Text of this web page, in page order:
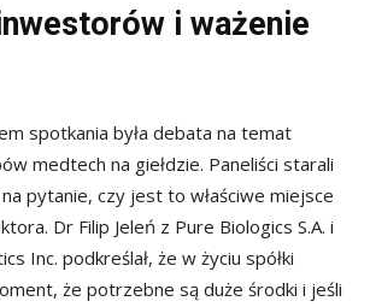
i ważenie
spotkania była debata na temat
medtech na giełdzie. Paneliści starali
pytanie, czy jest to właściwe miejsce
Dr Filip Jeleń z Pure Biologics S.A. i
Inc. podkreślał, że w życiu spółki
że potrzebne są duże środki i jeśli